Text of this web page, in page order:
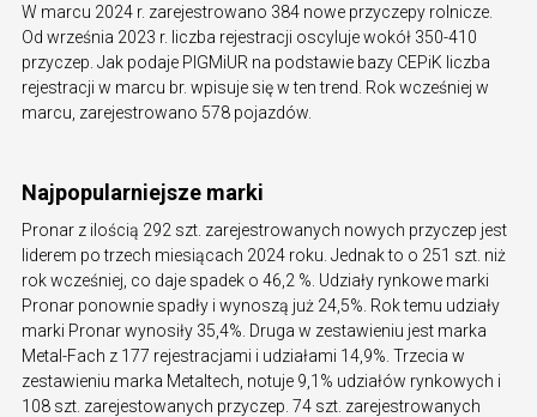
W marcu 2024 r. zarejestrowano 384 nowe przyczepy rolnicze.
Od września 2023 r. liczba rejestracji oscyluje wokół 350-410
przyczep. Jak podaje PIGMiUR na podstawie bazy CEPiK liczba
rejestracji w marcu br. wpisuje się w ten trend. Rok wcześniej w
marcu, zarejestrowano 578 pojazdów.
Najpopularniejsze marki
Pronar z ilością 292 szt. zarejestrowanych nowych przyczep jest
liderem po trzech miesiącach 2024 roku. Jednak to o 251 szt. niż
rok wcześniej, co daje spadek o 46,2 %. Udziały rynkowe marki
Pronar ponownie spadły i wynoszą już 24,5%. Rok temu udziały
marki Pronar wynosiły 35,4%. Druga w zestawieniu jest marka
Metal-Fach z 177 rejestracjami i udziałami 14,9%. Trzecia w
zestawieniu marka Metaltech, notuje 9,1% udziałów rynkowych i
108 szt. zarejestowanych przyczep. 74 szt. zarejestrowanych